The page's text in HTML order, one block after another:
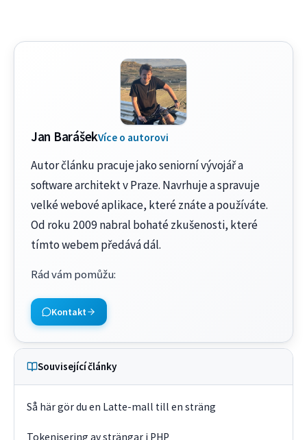
Jan BarášekVíce o autorovi
Autor článku pracuje jako seniorní vývojář a
software architekt v Praze. Navrhuje a spravuje
velké webové aplikace, které znáte a používáte.
Od roku 2009 nabral bohaté zkušenosti, které
tímto webem předává dál.
Rád vám pomůžu:
Kontakt
Související články
Så här gör du en Latte-mall till en sträng
Tokenisering av strängar i PHP